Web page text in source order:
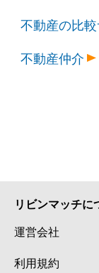
不動産の比
不動産仲介
リビンマッチに
運営会社
利用規約